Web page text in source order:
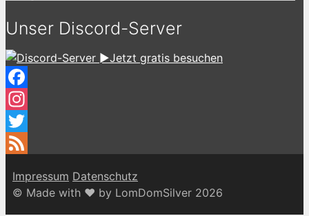
Unser Discord-Server
►Jetzt gratis besuchen
Facebook
Instagram
Twitter
Impressum Datenschutz
© Made with ♥ by LomDomSilver 2026